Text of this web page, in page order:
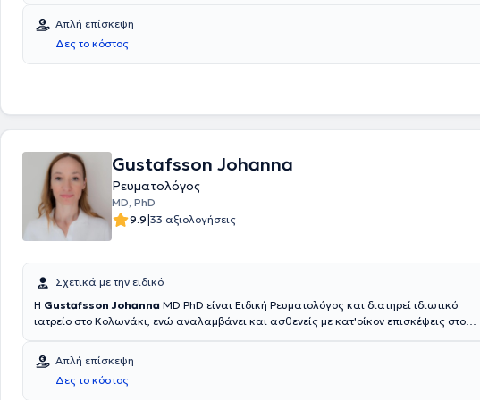
Απλή επίσκεψη
Δες το κόστος
Gustafsson Johanna
Ρευματολόγος
MD, PhD
9.9|33 αξιολογήσεις
Σχετικά με την ειδικό
Η Gustafsson Johanna MD PhD είναι Ειδική Ρευματολόγος και διατηρεί ιδιωτικό
ιατρείο στο Κολωνάκι, ενώ αναλαμβάνει και ασθενείς με κατ'οίκον επισκέψεις στο
αποκλειστικά στη Σουηδία, όπου απέκτησε πολυετή κλινική και ερευνητική εμπειρία.
Είναι απόφοιτος Ιατρικής Σχολής του Πανεπιστημίου του Göteborg(2000), κάτοχος
Τίτλου Ειδικότητας Ρευματολογίας (2009) από το Πανεπιστημιακό Νοσοκομείο
Απλή επίσκεψη
Δες το κόστος